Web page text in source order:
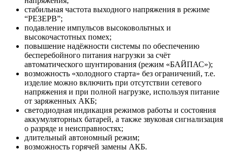
стабильная частота выходного напряжения в режиме
“РЕЗЕРВ”;
подавление импульсов высоковольтных и
высокочастотных помех;
повышение надёжности системы по обеспечению
бесперебойного питания нагрузки за счёт
автоматического шунтирования (режим «БАЙПАС»);
возможность «холодного старта» без ограничений, т.е.
изделие можно включить при отсутствии сетевого
напряжения и при полной нагрузке, используя питание
от заряженных АКБ;
светодиодная индикация режимов работы и состояния
аккумуляторных батарей, а также звуковая сигнализация
о разряде и неисправностях;
длительный автономный режим;
возможность горячей замены АКБ.